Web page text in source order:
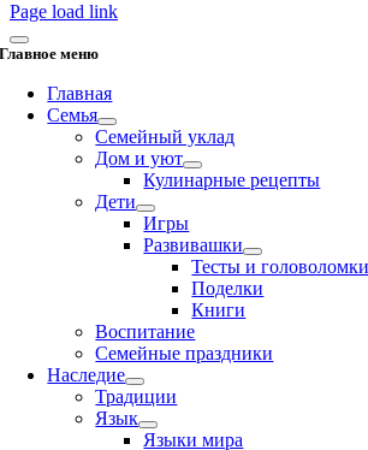
Page load link
Главное меню
Главная
Семья
Семейный уклад
Дом и уют
Кулинарные рецепты
Дети
Игры
Развивашки
Тесты и головоломки
Поделки
Книги
Воспитание
Семейные праздники
Наследие
Традиции
Язык
Языки мира